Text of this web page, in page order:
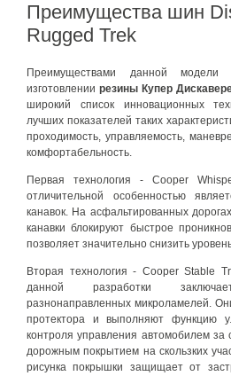
Преимущества шин
Rugged Trek
Преимуществами данной
изготовлениирезины Купер
широкий список инновационных
лучших показателей таких
проходимость, управляемость,
комфортабельность.
Первая технология - Cooper
отличительной особенностью
канавок. На асфальтированных
канавки блокируют быстрое
позволяет значительно снизить
Вторая технология - Cooper Stable
данной разработки
разнонаправленных микроламелей.
протектора и выполняют функцию
контроля управления автомобилем за
дорожным покрытием на скользких
рисунка покрышки защищает от